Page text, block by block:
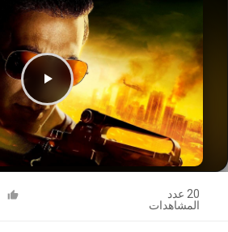
20 عدد
المشاهدات